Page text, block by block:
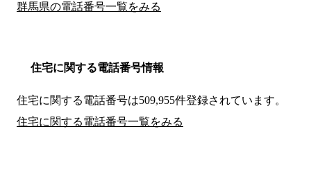
群馬県の電話番号一覧をみる
住宅に関する電話番号情報
住宅に関する電話番号は509,955件登録されています。
住宅に関する電話番号一覧をみる